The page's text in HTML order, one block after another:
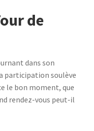
de
dans son
participation soulève
le bon moment, que
rendez-vous peut-il